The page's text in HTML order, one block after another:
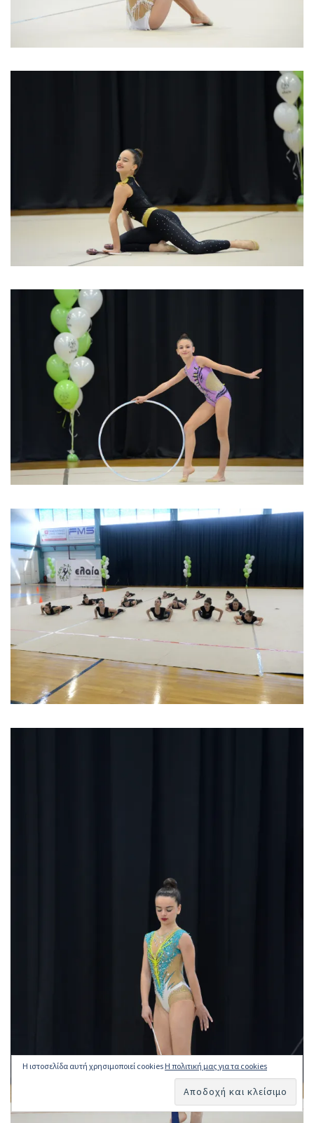
Η ιστοσελίδα αυτή χρησιμοποιεί cookies Η πολιτική μας για τα cookies